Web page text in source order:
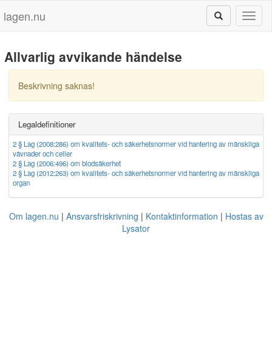
lagen.nu
Allvarlig avvikande händelse
Beskrivning saknas!
Legaldefinitioner
2 § Lag (2008:286) om kvalitets- och säkerhetsnormer vid hantering av mänskliga
vävnader och celler
2 § Lag (2006:496) om blodsäkerhet
2 § Lag (2012:263) om kvalitets- och säkerhetsnormer vid hantering av mänskliga
organ
Om lagen.nu Ansvarsfriskrivning Kontaktinformation
Hostas av
Lysator